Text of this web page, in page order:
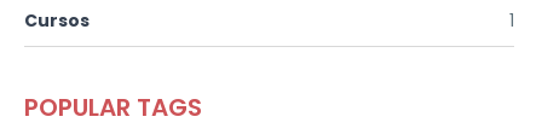
Cursos 1
POPULAR TAGS